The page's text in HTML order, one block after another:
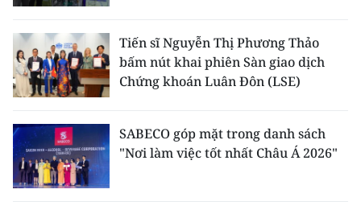
Tiến sĩ Nguyễn Thị Phương Thảo
bấm nút khai phiên Sàn giao dịch
Chứng khoán Luân Đôn (LSE)
SABECO góp mặt trong danh sách
"Nơi làm việc tốt nhất Châu Á 2026"